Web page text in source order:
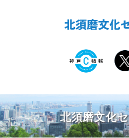
北須磨文化